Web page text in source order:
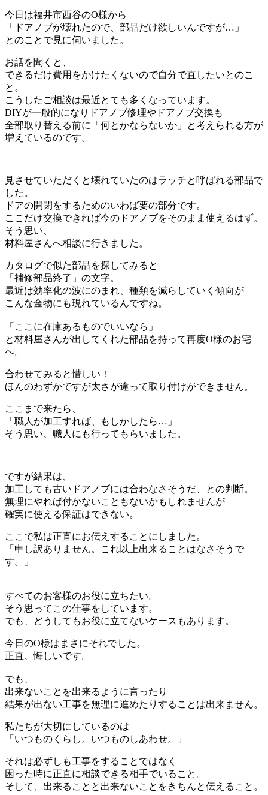
今日は福井市西谷のO様から
「ドアノブが壊れたので、部品だけ欲しいんですが…」
とのことで見に伺いました。
お話を聞くと、
できるだけ費用をかけたくないので自分で直したいとのこ
と。
こうしたご相談は最近とても多くなっています。
DIYが一般的になりドアノブ修理やドアノブ交換も
全部取り替える前に「何とかならないか」と考えられる方が
増えているのです。
見させていただくと壊れていたのはラッチと呼ばれる部品で
した。
ドアの開閉をするためのいわば要の部分です。
ここだけ交換できれば今のドアノブをそのまま使えるはず。
そう思い、
材料屋さんへ相談に行きました。
カタログで似た部品を探してみると
「補修部品終了」の文字。
最近は効率化の波にのまれ、種類を減らしていく傾向が
こんな金物にも現れているんですね。
「ここに在庫あるものでいいなら」
と材料屋さんが出してくれた部品を持って再度O様のお宅
へ。
合わせてみると惜しい！
ほんのわずかですが太さが違って取り付けができません。
ここまで来たら、
「職人が加工すれば、もしかしたら…」
そう思い、職人にも行ってもらいました。
ですが結果は、
加工しても古いドアノブには合わなさそうだ、との判断。
無理にやれば付かないこともないかもしれませんが
確実に使える保証はできない。
ここで私は正直にお伝えすることにしました。
「申し訳ありません。これ以上出来ることはなさそうで
す。」
すべてのお客様のお役に立ちたい。
そう思ってこの仕事をしています。
でも、どうしてもお役に立てないケースもあります。
今日のO様はまさにそれでした。
正直、悔しいです。
でも、
出来ないことを出来るように言ったり
結果が出ない工事を無理に進めたりすることは出来ません。
私たちが大切にしているのは
「いつものくらし。いつものしあわせ。」
それは必ずしも工事をすることではなく
困った時に正直に相談できる相手でいること。
そして、出来ることと出来ないことをきちんと伝えること。